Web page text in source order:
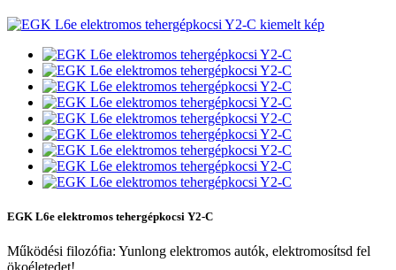
EGK L6e elektromos tehergépkocsi Y2-C
Működési filozófia: Yunlong elektromos autók, elektromosítsd fel
ökoéletedet!